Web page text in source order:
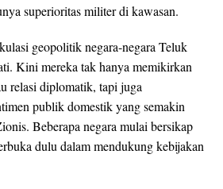
superioritas militer di kawasan.
geopolitik negara-negara Teluk
Kini mereka tak hanya memikirkan
relasi diplomatik, tapi juga
publik domestik yang semakin
Beberapa negara mulai bersikap
dulu dalam mendukung kebijakan